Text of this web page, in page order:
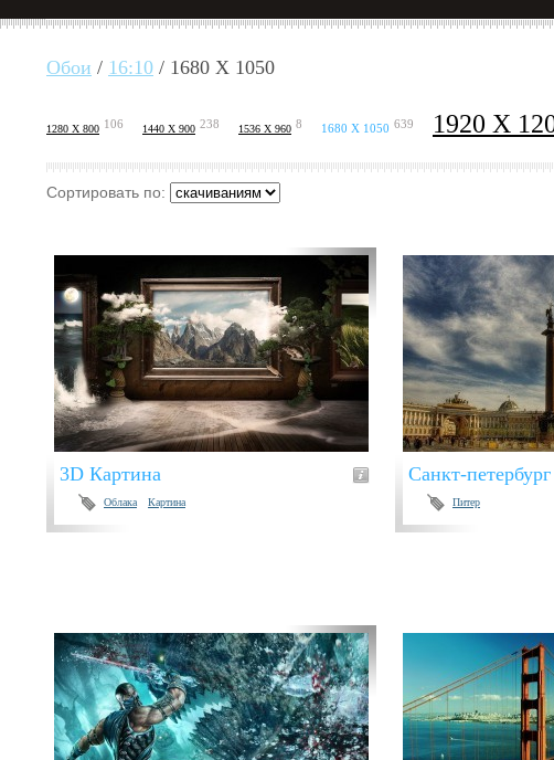
Обои / 16:10 / 1680 X 1050
1280 X 800 106 1440 X 900 238 1536 X 960 8 1680 X 1050 639 1920 X
Сортировать по:
3D Картина
Облака Картина
Санкт-петербург
Питер